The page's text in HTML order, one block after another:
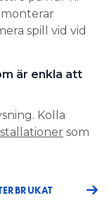
spill vid vid
är enkla att
Kolla
som